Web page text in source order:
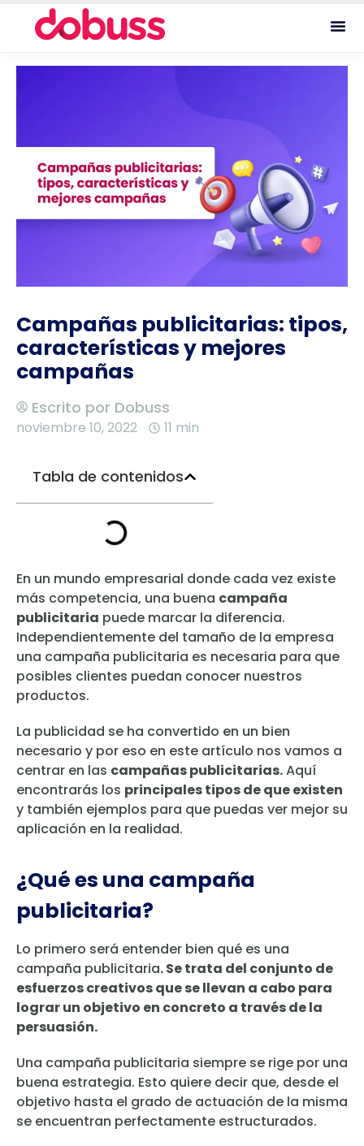
Campañas publicitarias: tipos,
características y mejores
campañas
Escrito por Dobuss
noviembre 10, 2022 11 min
Tabla de contenidos
En un mundo empresarial donde cada vez existe
más competencia, una buena campaña
publicitaria puede marcar la diferencia.
Independientemente del tamaño de la empresa
una campaña publicitaria es necesaria para que
posibles clientes puedan conocer nuestros
productos.
La publicidad se ha convertido en un bien
necesario y por eso en este artículo nos vamos a
centrar en las campañas publicitarias.Aquí
encontrarás los principales tipos de que existen
y también ejemplos para que puedas ver mejor su
aplicación en la realidad.
¿Qué es una campaña
publicitaria?
Lo primero será entender bien qué es una
campaña publicitaria. Se trata del conjunto de
esfuerzos creativos que se llevan a cabo para
lograr un objetivo en concreto a través de la
persuasión.
Una campaña publicitaria siempre se rige por una
buena estrategia. Esto quiere decir que, desde el
objetivo hasta el grado de actuación de la misma
se encuentran perfectamente estructurados.